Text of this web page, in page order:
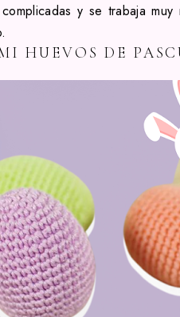
y se trabaja
.
HUEVOS DE